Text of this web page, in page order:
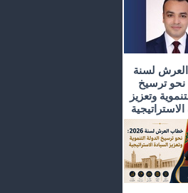
لسنة
نحو ترسيخ
وتعزيز
الاستراتيجية